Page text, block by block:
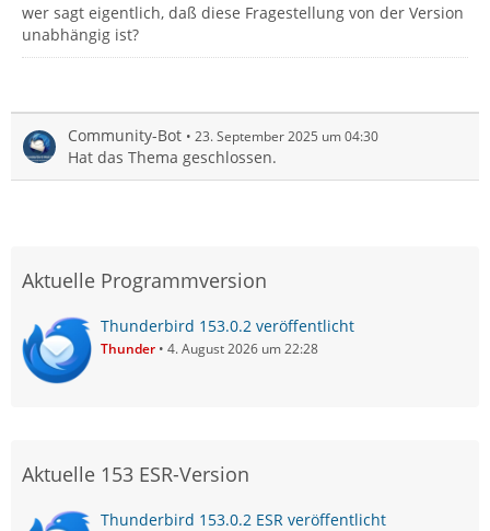
wer sagt eigentlich, daß diese Fragestellung von der Version
unabhängig ist?
Community-Bot 23. September 2025 um 04:30
Hat das Thema geschlossen.
Aktuelle Programmversion
Thunderbird 153.0.2 veröffentlicht
Thunder 4. August 2026 um 22:28
Aktuelle 153 ESR-Version
Thunderbird 153.0.2 ESR veröffentlicht